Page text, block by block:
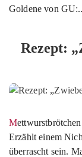
Goldene von
Rezept:
Mettwurstbrötchen mit Essiggurken Ich liebe dieses Rezept!
Erzählt einem
überrascht sein.